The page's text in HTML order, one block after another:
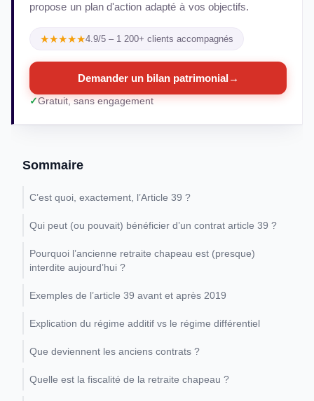
propose un plan d'action adapté à vos objectifs.
★★★★★4.9/5 – 1 200+ clients accompagnés
Demander un bilan patrimonial →
Gratuit, sans engagement
Sommaire
C’est quoi, exactement, l’Article 39 ?
Qui peut (ou pouvait) bénéficier d’un contrat article 39 ?
Pourquoi l’ancienne retraite chapeau est (presque)
interdite aujourd’hui ?
Exemples de l’article 39 avant et après 2019
Explication du régime additif vs le régime différentiel
Que deviennent les anciens contrats ?
Quelle est la fiscalité de la retraite chapeau ?